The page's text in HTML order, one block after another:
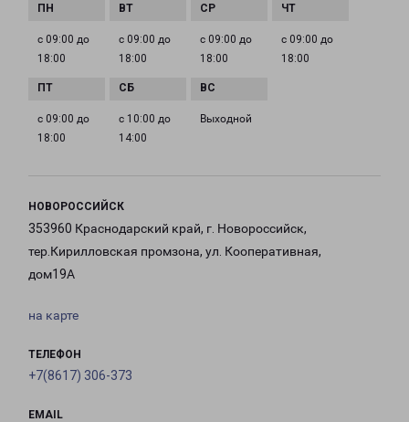
с 09:00 до
18:00
с 09:00 до
18:00
с 09:00 до
18:00
с 09:00 до
18:00
с 09:00 до
18:00
с 10:00 до
14:00
Выходной
НОВОРОССИЙСК
353960 Краснодарский край, г. Новороссийск,
тер.Кирилловская промзона, ул. Кооперативная,
дом19А
на карте
ТЕЛЕФОН
+7(8617) 306-373
EMAIL